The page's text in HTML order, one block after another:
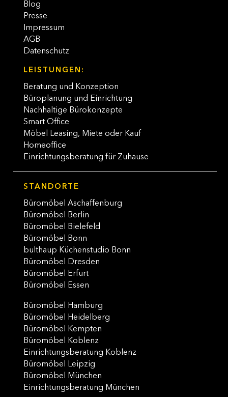
Blog
Presse
Impressum
AGB
Datenschutz
LEISTUNGEN:
Beratung und Konzeption
Büroplanung und Einrichtung
Nachhaltige Bürokonzepte
Smart Office
Möbel Leasing, Miete oder Kauf
Homeoffice
Einrichtungsberatung für Zuhause
STANDORTE
Büromöbel Aschaffenburg
Büromöbel Berlin
Büromöbel Bielefeld
Büromöbel Bonn
bulthaup Küchenstudio Bonn
Büromöbel Dresden
Büromöbel Erfurt
Büromöbel Essen
Büromöbel Hamburg
Büromöbel Heidelberg
Büromöbel Kempten
Büromöbel Koblenz
Einrichtungsberatung Koblenz
Büromöbel Leipzig
Büromöbel München
Einrichtungsberatung München